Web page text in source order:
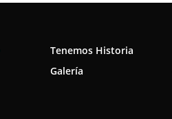
Tenemos Historia
Galería